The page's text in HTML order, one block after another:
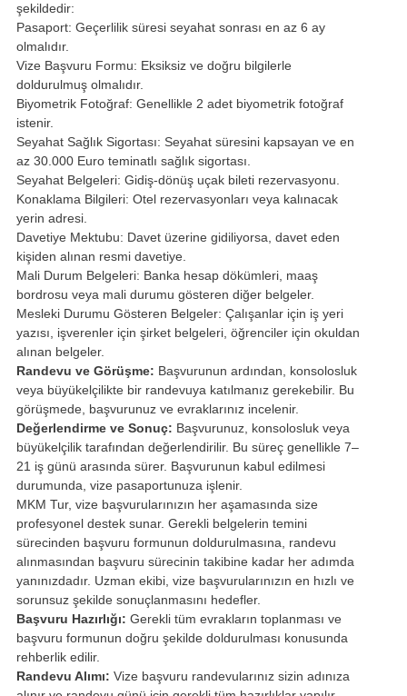
şekildedir:
Pasaport: Geçerlilik süresi seyahat sonrası en az 6 ay
olmalıdır.
Vize Başvuru Formu: Eksiksiz ve doğru bilgilerle
doldurulmuş olmalıdır.
Biyometrik Fotoğraf: Genellikle 2 adet biyometrik fotoğraf
istenir.
Seyahat Sağlık Sigortası: Seyahat süresini kapsayan ve en
az 30.000 Euro teminatlı sağlık sigortası.
Seyahat Belgeleri: Gidiş-dönüş uçak bileti rezervasyonu.
Konaklama Bilgileri: Otel rezervasyonları veya kalınacak
yerin adresi.
Davetiye Mektubu: Davet üzerine gidiliyorsa, davet eden
kişiden alınan resmi davetiye.
Mali Durum Belgeleri: Banka hesap dökümleri, maaş
bordrosu veya mali durumu gösteren diğer belgeler.
Mesleki Durumu Gösteren Belgeler: Çalışanlar için iş yeri
yazısı, işverenler için şirket belgeleri, öğrenciler için okuldan
alınan belgeler.
Randevu ve Görüşme: Başvurunun ardından, konsolosluk
veya büyükelçilikte bir randevuya katılmanız gerekebilir. Bu
görüşmede, başvurunuz ve evraklarınız incelenir.
Değerlendirme ve Sonuç: Başvurunuz, konsolosluk veya
büyükelçilik tarafından değerlendirilir. Bu süreç genellikle 7–
21 iş günü arasında sürer. Başvurunun kabul edilmesi
durumunda, vize pasaportunuza işlenir.
MKM Tur, vize başvurularınızın her aşamasında size
profesyonel destek sunar. Gerekli belgelerin temini
sürecinden başvuru formunun doldurulmasına, randevu
alınmasından başvuru sürecinin takibine kadar her adımda
yanınızdadır. Uzman ekibi, vize başvurularınızın en hızlı ve
sorunsuz şekilde sonuçlanmasını hedefler.
Başvuru Hazırlığı: Gerekli tüm evrakların toplanması ve
başvuru formunun doğru şekilde doldurulması konusunda
rehberlik edilir.
Randevu Alımı: Vize başvuru randevularınız sizin adınıza